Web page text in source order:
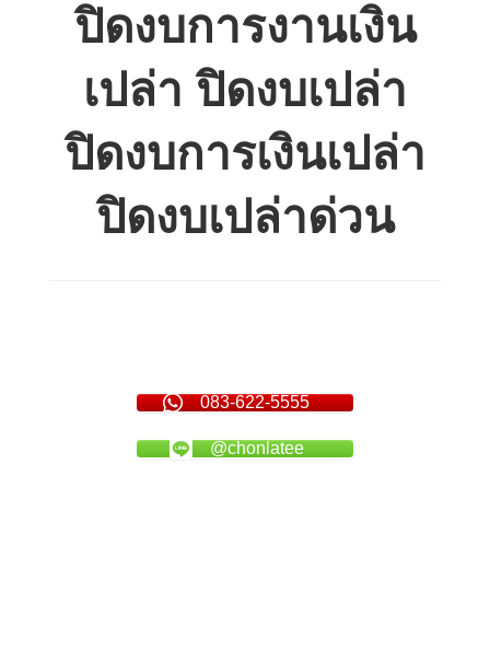
ปิดงบการงานเงิน
เปล่า ปิดงบเปล่า
ปิดงบการเงินเปล่า
ปิดงบเปล่าด่วน
083-622-5555
@chonlatee